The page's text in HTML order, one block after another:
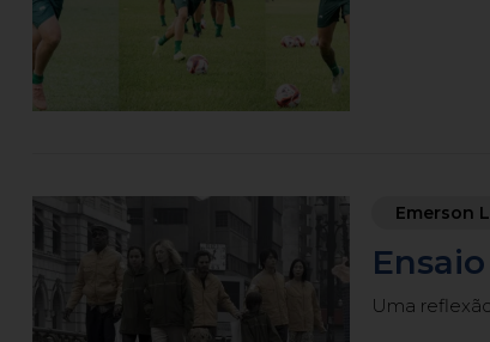
Emerson
Uma